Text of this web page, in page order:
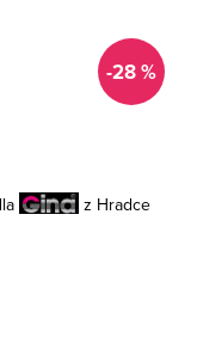
-28 %
z Hradce